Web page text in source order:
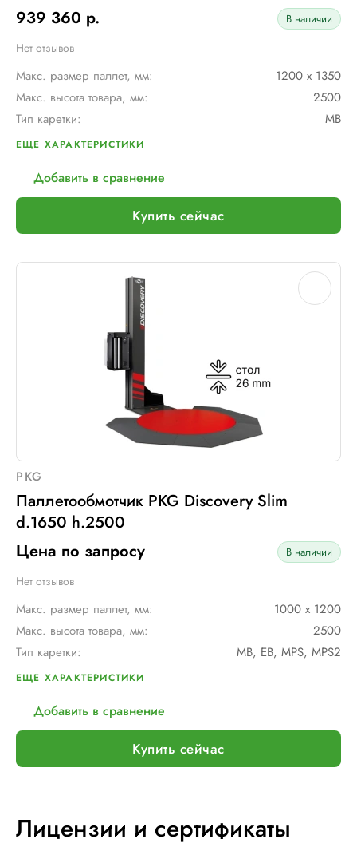
939 360 р.
В наличии
Нет отзывов
Макс. размер паллет, мм:
1200 х 1350
Макс. высота товара, мм:
2500
Тип каретки:
MB
Диам. поворотного стола, мм:
Тип питания:
Макс. вес рулона с пленкой, кг:
16
Шир. рулона с пленкой, мм:
500
Электрическое подключение:
220В, 50Гц, 1Фаза
ЕЩЕ ХАРАКТЕРИСТИКИ
Добавить в сравнение
Купить сейчас
PKG
Паллетообмотчик PKG Discovery Slim
d.1650 h.2500
Цена по запросу
В наличии
Нет отзывов
Макс. размер паллет, мм:
1000 х 1200
Макс. высота товара, мм:
2500
Тип каретки:
MB, EB, MPS, MPS2
Скорость обмотки:
Мин. размер паллет, мм:
Тип питания:
220 В
Макс. вес рулона с пленкой, кг:
16
Электрическое подключение:
220В, 50Гц, 1Фаза
ЕЩЕ ХАРАКТЕРИСТИКИ
Добавить в сравнение
Купить сейчас
Лицензии и сертификаты